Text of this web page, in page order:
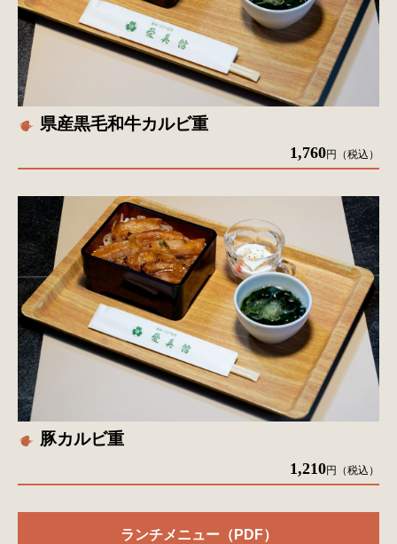
県産黒毛和牛カルビ重
1,760円（税込）
豚カルビ重
1,210円（税込）
ランチメニュー（PDF）